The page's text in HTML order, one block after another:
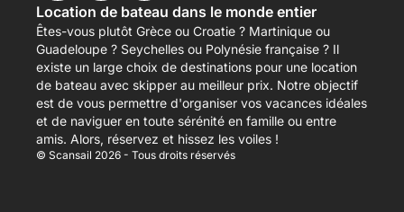
Location de bateau dans le monde entier
Êtes-vous plutôt Grèce ou Croatie ? Martinique ou
Guadeloupe ? Seychelles ou Polynésie française ? Il
existe un large choix de destinations pour une location
de bateau avec skipper au meilleur prix. Notre objectif
est de vous permettre d'organiser vos vacances idéales
et de naviguer en toute sérénité en famille ou entre
amis. Alors, réservez et hissez les voiles !
© Scansail 2026 - Tous droits réservés